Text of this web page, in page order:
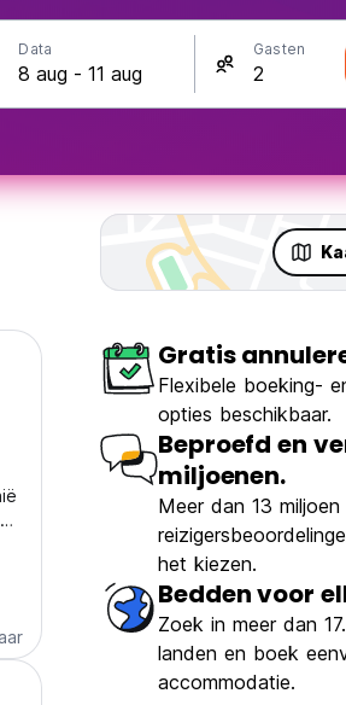
Data Gasten
Gratis
Flexibele boeking-
opties beschikbaar.
Beproefd en
miljoenen.
Meer dan 13
het kiezen.
Bedden voor
Zoek in meer dan
landen en boek
accommodatie.